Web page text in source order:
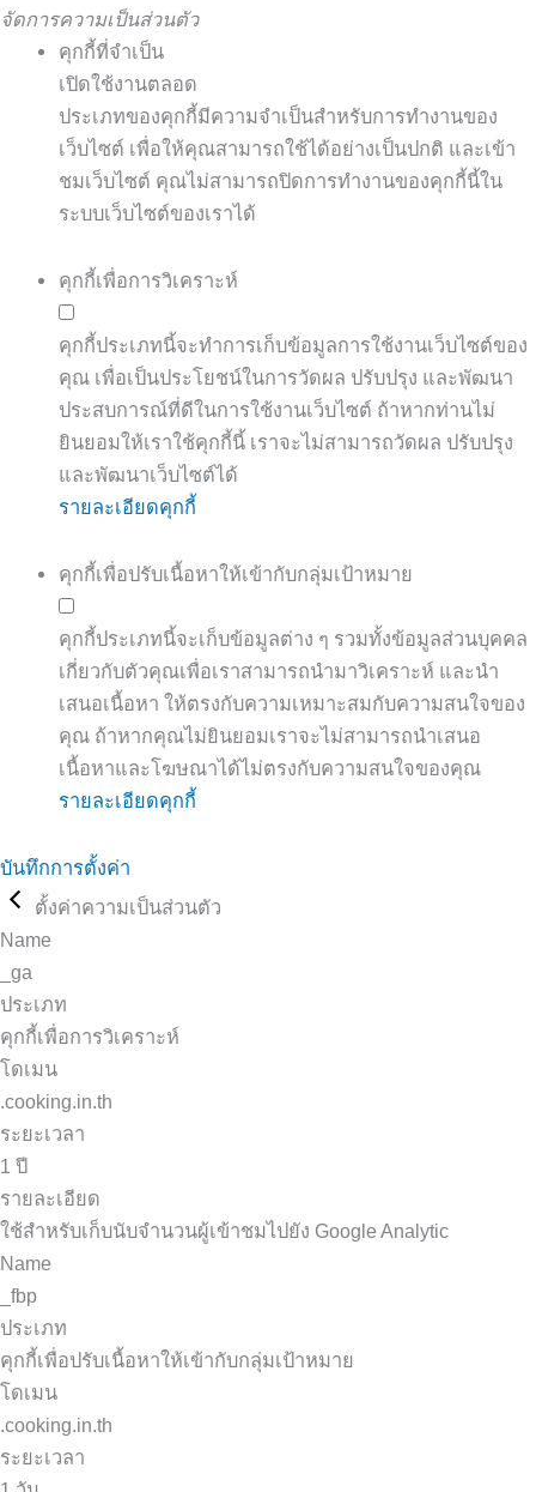
จัดการความเป็นส่วนตัว
คุกกี้ที่จำเป็น
เปิดใช้งานตลอด
ประเภทของคุกกี้มีความจำเป็นสำหรับการทำงานของ
เว็บไซต์ เพื่อให้คุณสามารถใช้ได้อย่างเป็นปกติ และเข้า
ชมเว็บไซต์ คุณไม่สามารถปิดการทำงานของคุกกี้นี้ใน
ระบบเว็บไซต์ของเราได้
คุกกี้เพื่อการวิเคราะห์
คุกกี้ประเภทนี้จะทำการเก็บข้อมูลการใช้งานเว็บไซต์ของ
คุณ เพื่อเป็นประโยชน์ในการวัดผล ปรับปรุง และพัฒนา
ประสบการณ์ที่ดีในการใช้งานเว็บไซต์ ถ้าหากท่านไม่
ยินยอมให้เราใช้คุกกี้นี้ เราจะไม่สามารถวัดผล ปรับปรุง
และพัฒนาเว็บไซต์ได้
รายละเอียดคุกกี้
คุกกี้เพื่อปรับเนื้อหาให้เข้ากับกลุ่มเป้าหมาย
คุกกี้ประเภทนี้จะเก็บข้อมูลต่าง ๆ รวมทั้งข้อมูลส่วนบุคคล
เกี่ยวกับตัวคุณเพื่อเราสามารถนำมาวิเคราะห์ และนำ
เสนอเนื้อหา ให้ตรงกับความเหมาะสมกับความสนใจของ
คุณ ถ้าหากคุณไม่ยินยอมเราจะไม่สามารถนำเสนอ
เนื้อหาและโฆษณาได้ไม่ตรงกับความสนใจของคุณ
รายละเอียดคุกกี้
บันทึกการตั้งค่า
ตั้งค่าความเป็นส่วนตัว
Name
_ga
ประเภท
คุกกี้เพื่อการวิเคราะห์
โดเมน
.cooking.in.th
ระยะเวลา
1 ปี
รายละเอียด
ใช้สำหรับเก็บนับจำนวนผู้เข้าชมไปยัง Google Analytic
Name
_fbp
ประเภท
คุกกี้เพื่อปรับเนื้อหาให้เข้ากับกลุ่มเป้าหมาย
โดเมน
.cooking.in.th
ระยะเวลา